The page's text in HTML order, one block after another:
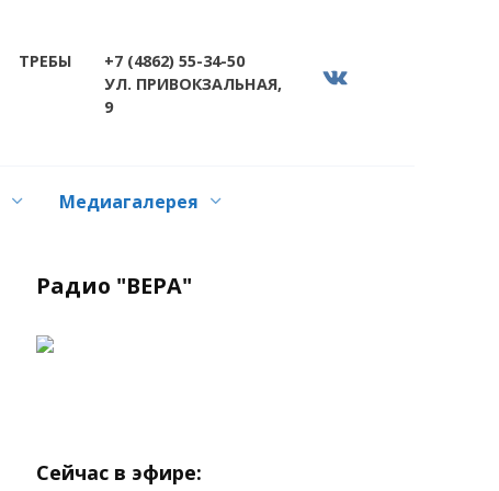
ТРЕБЫ
+7 (4862) 55-34-50
УЛ. ПРИВОКЗАЛЬНАЯ,
9
Медиагалерея
Радио "ВЕРА"
Сейчас в эфире: